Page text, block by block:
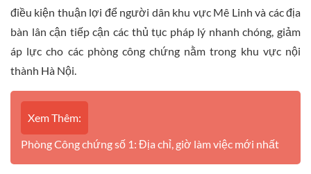
điều kiện thuận lợi để người dân khu vực Mê Linh và các địa
bàn lân cận tiếp cận các thủ tục pháp lý nhanh chóng, giảm
áp lực cho các phòng công chứng nằm trong khu vực nội
thành Hà Nội.
Xem Thêm:
Phòng Công chứng số 1: Địa chỉ, giờ làm việc mới nhất